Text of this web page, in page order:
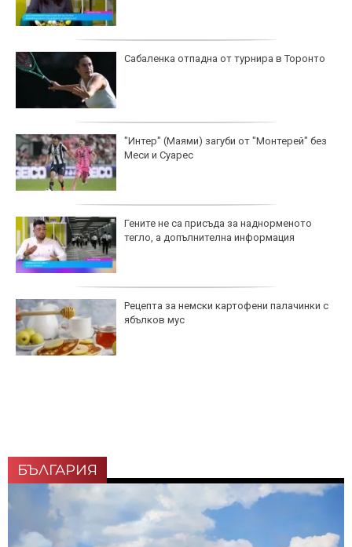
Сабаленка отпадна от турнира в Торонто
"Интер" (Маями) загуби от "Монтерей" без
Меси и Суарес
Гените не са присъда за наднорменото
тегло, а допълнителна информация
Рецепта за немски картофени палачинки с
ябълков мус
БЪЛГАРИЯ